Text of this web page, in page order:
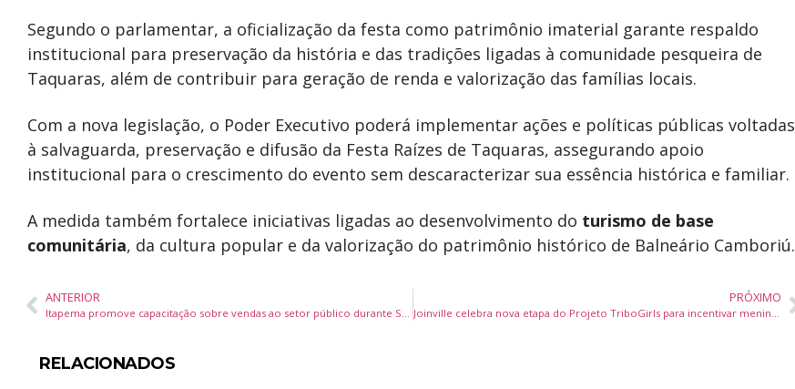
Segundo o parlamentar, a oficialização da festa como patrimônio imaterial garante respaldo
institucional para preservação da história e das tradições ligadas à comunidade pesqueira de
Taquaras, além de contribuir para geração de renda e valorização das famílias locais.
Com a nova legislação, o Poder Executivo poderá implementar ações e políticas públicas voltadas
à salvaguarda, preservação e difusão da Festa Raízes de Taquaras, assegurando apoio
institucional para o crescimento do evento sem descaracterizar sua essência histórica e familiar.
A medida também fortalece iniciativas ligadas ao desenvolvimento do turismo de base
comunitária, da cultura popular e da valorização do patrimônio histórico de Balneário Camboriú.
ANTERIOR
Itapema promove capacitação sobre vendas ao setor público durante Semana do MEI
PRÓXIMO
Joinville celebra nova etapa do Projeto TriboGirls para incentivar meninas na ciência e tecnologia
RELACIONADOS